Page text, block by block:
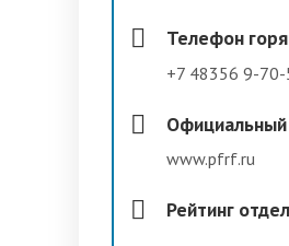
Телефон
+7 48356 9-70-
Официальный
www.pfrf.ru
Рейтинг